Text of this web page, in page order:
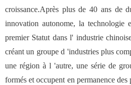
croissance.Après plus de 40 ans de
innovation autonome, la technologie
premier Statut dans l' industrie
créant un groupe d 'industries plus
une région à l 'autre, une série de
formés et occupent en permanence